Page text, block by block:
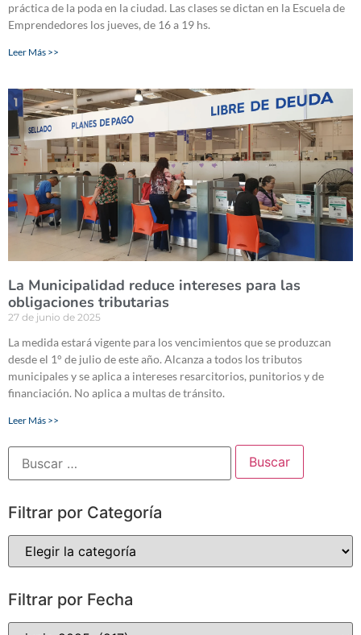
práctica de la poda en la ciudad. Las clases se dictan en la Escuela de
Emprendedores los jueves, de 16 a 19 hs.
Leer Más >>
La Municipalidad reduce intereses para las
obligaciones tributarias
27 de junio de 2025
La medida estará vigente para los vencimientos que se produzcan
desde el 1° de julio de este año. Alcanza a todos los tributos
municipales y se aplica a intereses resarcitorios, punitorios y de
financiación. No aplica a multas de tránsito.
Leer Más >>
Filtrar por Categoría
Filtrar por Fecha